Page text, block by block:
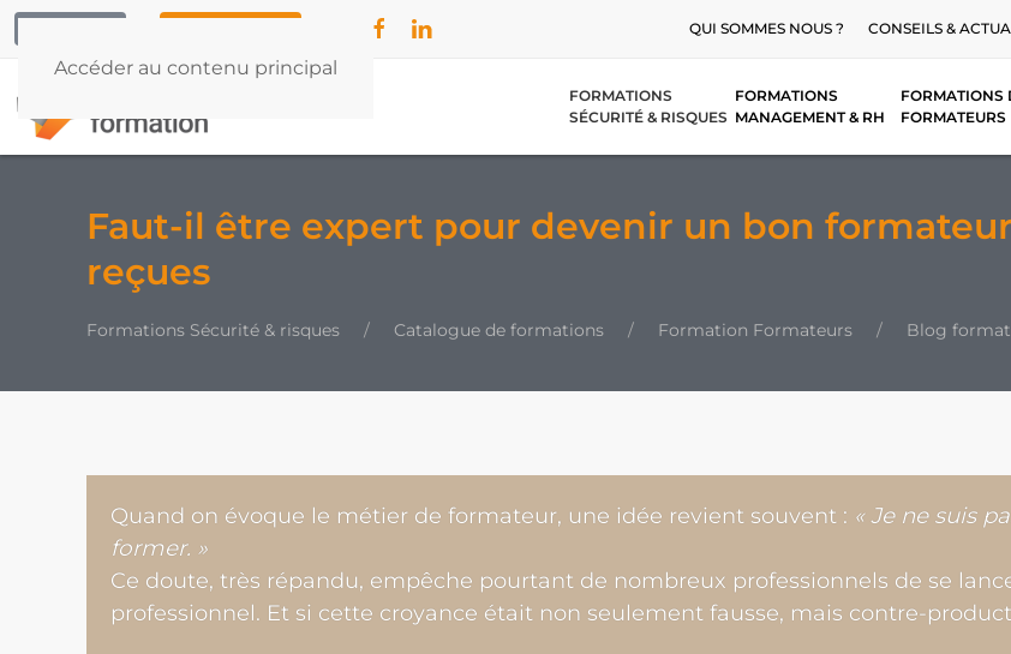
Accéder au contenu principal
QUI SOMMES NOUS ? CONSEILS &
FORMATIONS
SÉCURITÉ & RISQUES
FORMATIONS
MANAGEMENT & RH
FORMATIONS
FORMATEURS
Faut-il être expert pour devenir un bon
reçues
Formations Sécurité & risques Catalogue de formations Formation Formateurs Blog
Quand on évoque le métier de formateur, une idée revient souvent : « Je ne suis
former. »
Ce doute, très répandu, empêche pourtant de nombreux professionnels de se
professionnel. Et si cette croyance était non seulement fausse, mais contre-